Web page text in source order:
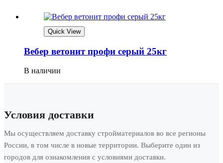
Quick View
Вебер ветонит профи серый 25кг
В наличии
Условия доставки
Мы осуществляем доставку стройматериалов во все регионы
России, в том числе в новые территории. Выберите один из
городов для ознакомления с условиями доставки.